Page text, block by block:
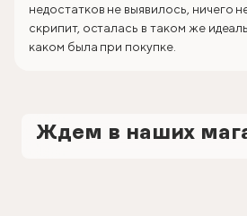
недостатков не выявилось, ничего
скрипит, осталась в таком же
каком была при покупке.
Ждем в наших